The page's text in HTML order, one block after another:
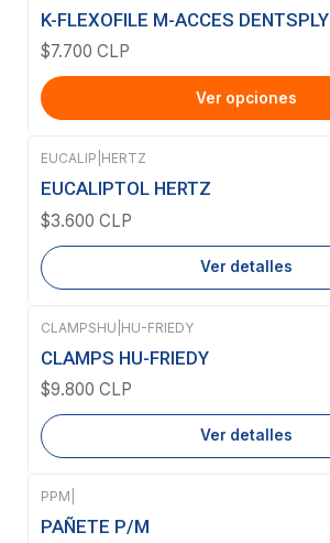
K-FLEXOFILE M-ACCES DENTSPLY
$7.700 CLP
Ver opciones
Agotado
EUCALIP HERTZ
EUCALIPTOL HERTZ
$3.600 CLP
Ver detalles
Agotado
CLAMPSHU HU-FRIEDY
CLAMPS HU-FRIEDY
$9.800 CLP
Ver detalles
Agotado
PPM
PAÑETE P/M